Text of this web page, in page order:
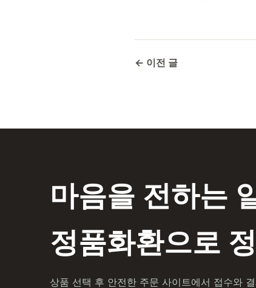
← 이전 글
마음을 전하는
정품화환으로
상품 선택 후 안전한 주문 사이트에서 접수와